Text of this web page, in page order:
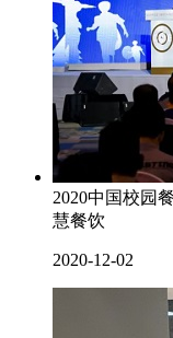
2020中国校园
慧餐饮
2020-12-02